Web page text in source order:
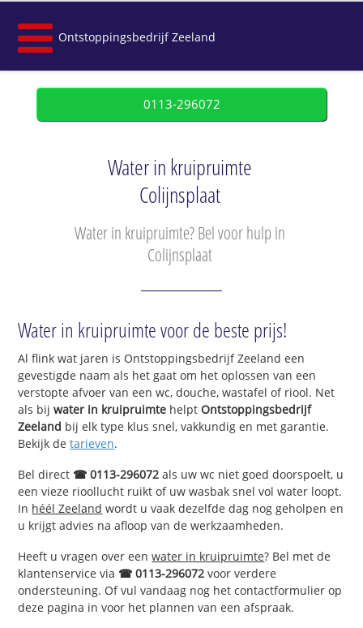
Ontstoppingsbedrijf Zeeland
0113-296072
Water in kruipruimte
Colijnsplaat
Water in kruipruimte? Bel voor hulp in
Colijnsplaat
Water in kruipruimte voor de beste prijs!
Al flink wat jaren is Ontstoppingsbedrijf Zeeland een
gevestigde naam als het gaat om het oplossen van een
verstopte afvoer van een wc, douche, wastafel of riool. Net
als bijwater in kruipruimte helptOntstoppingsbedrijf
Zeeland bij elk type klus snel, vakkundig en met garantie.
Bekijk detarieven.
Bel direct ☎ 0113-296072 als uw wc niet goed doorspoelt, u
een vieze rioollucht ruikt of uw wasbak snel vol water loopt.
In héél Zeeland wordt u vaak dezelfde dag nog geholpen en
u krijgt advies na afloop van de werkzaamheden.
Heeft u vragen over eenwater in kruipruimte? Bel met de
klantenservice via ☎ 0113-296072 voor verdere
ondersteuning. Of vul vandaag nog het contactformulier op
deze pagina in voor het plannen van een afspraak.